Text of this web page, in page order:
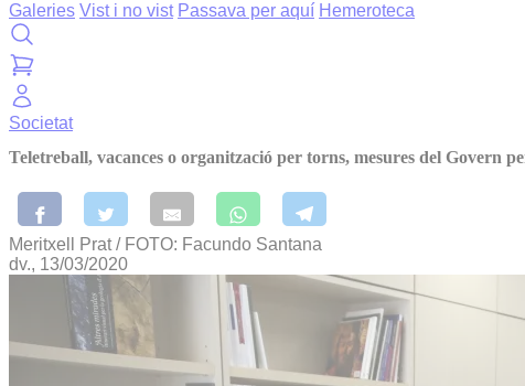
Galeries Vist i no vist Passava per aquí Hemeroteca
Societat
Teletreball, vacances o organització per torns, mesures del Govern
Meritxell Prat / FOTO: Facundo Santana
dv., 13/03/2020